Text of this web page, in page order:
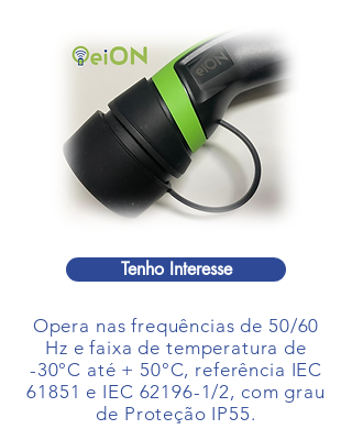
Tenho Interesse
Opera nas frequências de 50/60
Hz e faixa de temperatura de
-30°C até + 50°C, referência IEC
61851 e IEC 62196-1/2, com grau
de Proteção IP55.